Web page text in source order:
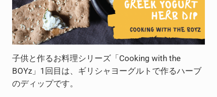
子供と作るお料理シリーズ「Cooking with the
BOYz」1回目は、ギリシャヨーグルトで作るハーブ
のディップです。